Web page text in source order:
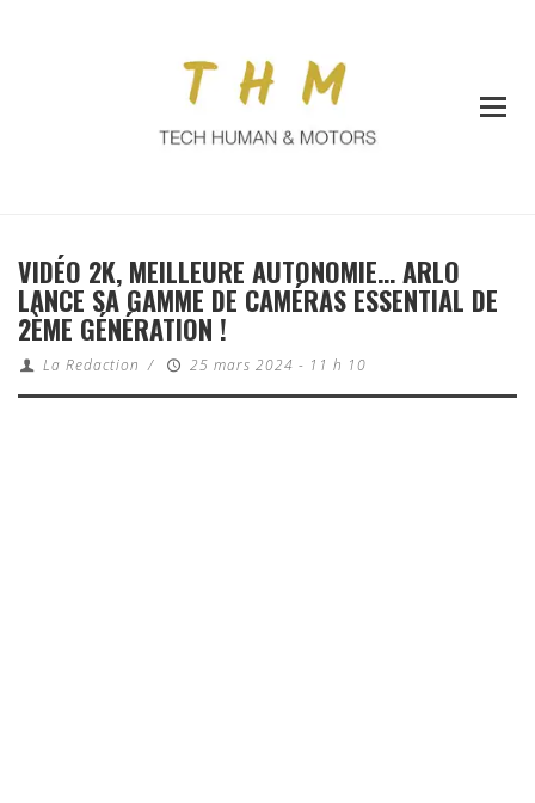
VIDÉO 2K, MEILLEURE AUTONOMIE… ARLO
LANCE SA GAMME DE CAMÉRAS ESSENTIAL DE
2ÈME GÉNÉRATION !
La Redaction / 25 mars 2024 - 11 h 10